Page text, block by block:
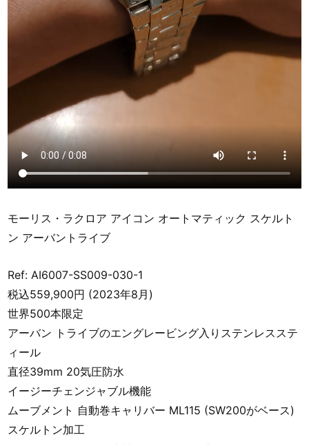
モーリス・ラクロア アイコン オートマティック スケルト
ン アーバントライブ
Ref: AI6007-SS009-030-1
税込559,900円 (2023年8月)
世界500本限定
アーバン トライブのエングレービング入りステンレスステ
ィール
直径39mm 20気圧防水
イージーチェンジャブル機能
ムーブメント 自動巻キャリバー ML115 (SW200がベース)
スケルトン加工